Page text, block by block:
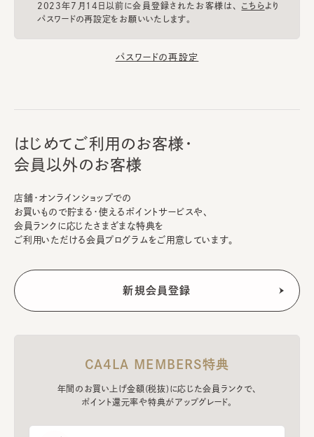
2023年7月14日以前に会員登録されたお客様は、 こちらより
パスワードの再設定をお願いいたします。
パスワードの再設定
はじめてご利用のお客様・
会員以外のお客様
店舗・オンラインショップでの
お買いもので貯まる・使えるポイントサービスや、
会員ランクに応じたさまざまな特典を
ご利用いただける会員プログラムをご用意しています。
CA4LA MEMBERS特典
年間のお買い上げ金額(税抜)に応じた会員ランクで、
ポイント還元率や特典がアップグレード。